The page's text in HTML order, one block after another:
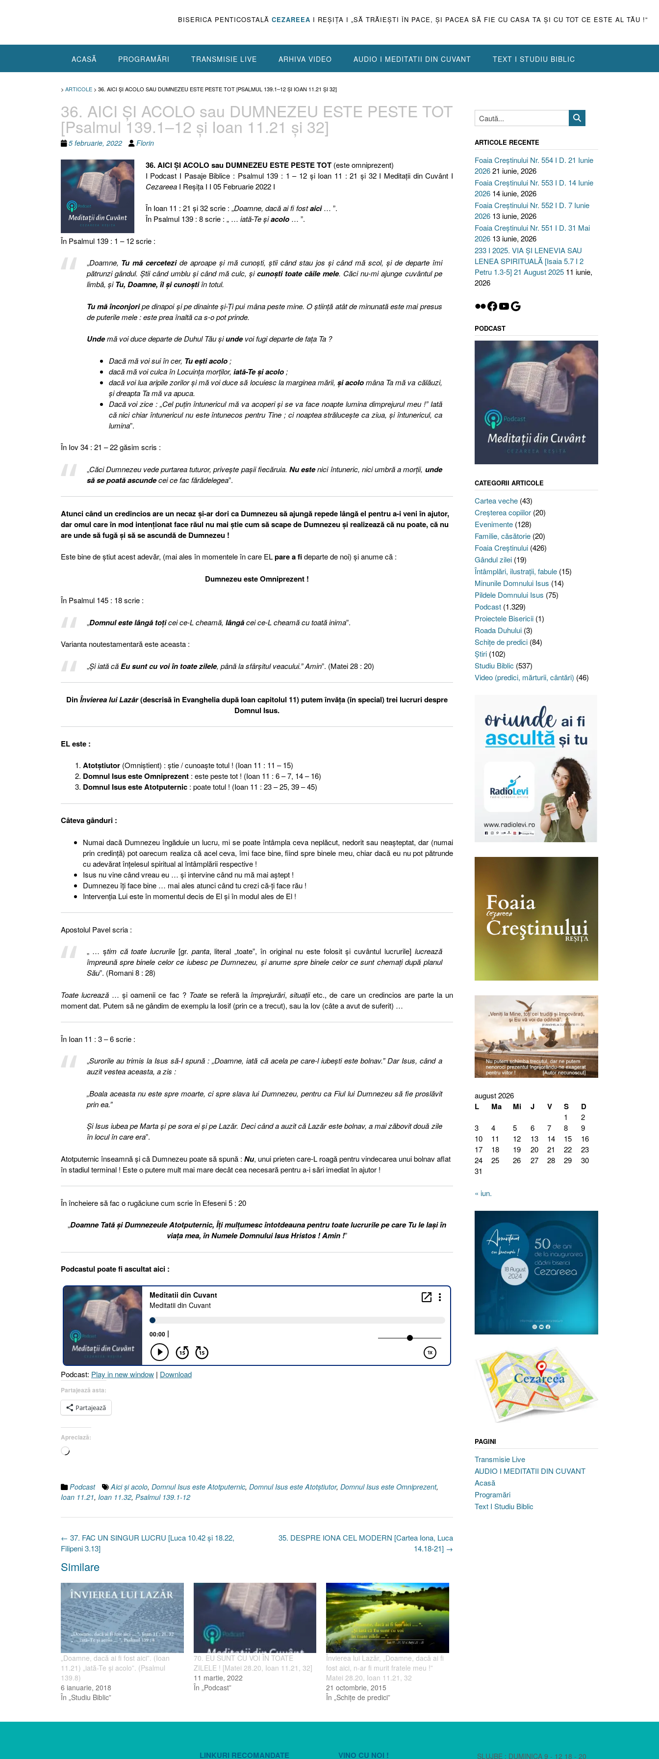
BISERICA PENTICOSTALĂ CEZAREEA I REŞIŢA I „SĂ TRĂIEŞTI ÎN PACE, ŞI PACEA SĂ FIE CU CASA TA ŞI CU TOT CE ESTE AL TĂU !”
ACASĂ PROGRAMĂRI TRANSMISIE LIVE ARHIVA VIDEO AUDIO I MEDITATII DIN CUVANT TEXT I STUDIU BIBLIC
> ARTICOLE > 36. AICI ŞI ACOLO SAU DUMNEZEU ESTE PESTE TOT [PSALMUL 139.1–12 ŞI IOAN 11.21 ŞI 32]
36. AICI ŞI ACOLO sau DUMNEZEU ESTE PESTE TOT
[Psalmul 139.1–12 şi Ioan 11.21 şi 32]
5 februarie, 2022 Florin
36. AICI ŞI ACOLO sau DUMNEZEU ESTE PESTE TOT(este omniprezent)
I Podcast I Pasaje Biblice : Psalmul 139 : 1 – 12 şi Ioan 11 : 21 şi 32 I Meditaţii din Cuvânt I
CezareeaI Reşiţa I I 05 Februarie 2022 I
În Ioan 11 : 21 şi 32 scrie : „Doamne, dacă ai fi fostaici… ”.
În Psalmul 139 : 8 scrie : „ … iată-Te şiacolo… ”.
În Psalmul 139 : 1 – 12 scrie :
„Doamne, Tu mă cercetezide aproape şi mă cunoşti, ştii când stau jos şi când mă scol, şi de departe îmi
pătrunzi gândul. Ştii când umblu şi când mă culc, şicunoşti toate căile mele. Căci nu-mi ajunge cuvântul pe
limbă, şiTu, Doamne, îl şi cunoştiîn totul.
Tu mă înconjoripe dinapoi şi pe dinainte şi-Ţi pui mâna peste mine. O ştiinţă atât de minunată este mai presus
de puterile mele : este prea înaltă ca s-o pot prinde.
Undemă voi duce departe de Duhul Tău şiundevoi fugi departe de faţa Ta ?
Dacă mă voi sui în cer, Tu eşti acolo;
dacă mă voi culca în Locuinţa morţilor, iată-Te şi acolo;
dacă voi lua aripile zorilor şi mă voi duce să locuiesc la marginea mării, şi acolomâna Ta mă va călăuzi,
şi dreapta Ta mă va apuca.
Dacă voi zice : „Cel puţin întunericul mă va acoperi şi se va face noapte lumina dimprejurul meu !” Iată
că nici chiar întunericul nu este întunecos pentru Tine ; ci noaptea străluceşte ca ziua, şi întunericul, ca
lumina”.
În Iov 34 : 21 – 22 găsim scris :
„Căci Dumnezeu vede purtarea tuturor, priveşte paşii fiecăruia.Nu estenici întuneric, nici umbră a morţii, unde
să se poată ascundecei ce fac fărădelegea”.
Atunci când un credincios are un necaz şi-ar dori ca Dumnezeu să ajungă repede lângă el pentru a-i veni în ajutor,
dar omul care în mod intenţionat face răul nu mai ştie cum să scape de Dumnezeu şi realizează că nu poate, că nu
are unde să fugă şi să se ascundă de Dumnezeu !
Este bine de ştiut acest adevăr, (mai ales în momentele în care ELpare a fi departe de noi) şi anume că :
Dumnezeu este Omniprezent !
În Psalmul 145 : 18 scrie :
„Domnul este lângă toţicei ce-L cheamă, lângăcei ce-L cheamă cu toată inima”.
Varianta noutestamentară este aceasta :
„Şi iată căEu sunt cu voi în toate zilele, până la sfârşitul veacului.” Amin”. (Matei 28 : 20)
DinÎnvierea lui Lazăr(descrisă în Evanghelia după Ioan capitolul 11) putem învăţa (în special) trei lucruri despre
Domnul Isus.
EL este :
Atotştiutor (Omniştient) : ştie / cunoaşte totul ! (Ioan 11 : 11 – 15)
Domnul Isus este Omniprezent : este peste tot ! (Ioan 11 : 6 – 7, 14 – 16)
Domnul Isus este Atotputernic : poate totul ! (Ioan 11 : 23 – 25, 39 – 45)
Câteva gânduri :
Numai dacă Dumnezeu îngăduie un lucru, mi se poate întâmpla ceva neplăcut, nedorit sau neaşteptat, dar (numai
prin credinţă) pot oarecum realiza că acel ceva, îmi face bine, fiind spre binele meu, chiar dacă eu nu pot pătrunde
cu adevărat înţelesul spiritual al întâmplării respective !
Isus nu vine când vreau eu … şi intervine când nu mă mai aştept !
Dumnezeu îţi face bine … mai ales atunci când tu crezi că-ţi face rău !
Intervenţia Lui este în momentul decis de El şi în modul ales de El !
Apostolul Pavel scria :
„ … ştim că toate lucrurile [gr. panta, literal „toate”, în original nu este folosit şi cuvântul lucrurile] lucrează
împreună spre binele celor ce iubesc pe Dumnezeu, şi anume spre binele celor ce sunt chemaţi după planul
Său”. (Romani 8 : 28)
Toate lucrează … şi oamenii ce fac ? Toatese referă la împrejurări,situaţiietc., de care un credincios are parte la un
moment dat. Putem să ne gândim de exemplu la Iosif (prin ce a trecut), sau la Iov (câte a avut de suferit) …
În Ioan 11 : 3 – 6 scrie :
„Surorile au trimis la Isus să-I spună : „Doamne, iată că acela pe care-l iubeşti este bolnav.” Dar Isus, când a
auzit vestea aceasta, a zis :
„Boala aceasta nu este spre moarte, ci spre slava lui Dumnezeu, pentru ca Fiul lui Dumnezeu să fie proslăvit
prin ea.”
Şi Isus iubea pe Marta şi pe sora ei şi pe Lazăr. Deci când a auzit că Lazăr este bolnav, a mai zăbovit două zile
în locul în care era”.
Atotputernic înseamnă şi că Dumnezeu poate să spună : Nu, unui prieten care-L roagă pentru vindecarea unui bolnav aflat
în stadiul terminal ! Este o putere mult mai mare decât cea necesară pentru a-i sări imediat în ajutor !
În încheiere să fac o rugăciune cum scrie în Efeseni 5 : 20
„Doamne Tată şi Dumnezeule Atotputernic, Îţi mulţumesc întotdeauna pentru toate lucrurile pe care Tu le laşi în
viaţa mea, în Numele Domnului Isus Hristos ! Amin !”
Podcastul poate fi ascultat aici :
Podcast: Play in new window | Download
Partajează asta:
Partajează
Apreciază:
Încarc...
Podcast Aici şi acolo, Domnul Isus este Atotputernic, Domnul Isus este Atotştiutor, Domnul Isus este Omniprezent,
Ioan 11.21, Ioan 11.32, Psalmul 139.1-12
Post
navigation
35. DESPRE IONA CEL MODERN [Cartea Iona, Luca
14.18-21] →
← 37. FAC UN SINGUR LUCRU [Luca 10.42 şi 18.22,
Filipeni 3.13]
Similare
„Doamne, dacă ai fi fost aici”. (Ioan
11.21) „iată-Te şi acolo”. (Psalmul
139.8)
6 ianuarie, 2018
În „Studiu Biblic”
70. EU SUNT CU VOI ÎN TOATE
ZILELE ! [Matei 28.20, Ioan 11.21, 32]
11 martie, 2022
În „Podcast”
Învierea lui Lazăr, „Doamne, dacă ai fi
fost aici, n-ar fi murit fratele meu !”
Matei 28.20, Ioan 11.21, 32
21 octombrie, 2015
În „Schiţe de predici”
ARTICOLE RECENTE
Foaia Creștinului Nr. 554 I D. 21 Iunie
202621 iunie, 2026
Foaia Creștinului Nr. 553 I D. 14 Iunie
2026 14 iunie, 2026
Foaia Creștinului Nr. 552 I D. 7 Iunie
2026 13 iunie, 2026
Foaia Creștinului Nr. 551 I D. 31 Mai
2026 13 iunie, 2026
233 I 2025. VIA ȘI LENEVIA SAU
LENEA SPIRITUALĂ [Isaia 5.7 I 2
Petru 1.3-5] 21 August 2025 11 iunie,
2026
Flickr
Facebook
YouTube
Google
PODCAST
CATEGORII ARTICOLE
Cartea veche(43)
Creşterea copiilor(20)
Evenimente(128)
Familie, căsătorie(20)
Foaia Creştinului(426)
Gândul zilei(19)
Întâmplări, ilustraţii, fabule(15)
Minunile Domnului Isus (14)
Pildele Domnului Isus (75)
Podcast(1.329)
Proiectele Bisericii(1)
Roada Duhului(3)
Schiţe de predici(84)
Ştiri(102)
Studiu Biblic (537)
Video (predici, mărturii, cântări) (46)
august 2026
L Ma Mi J V S D
1
2
3
4 5 6 7 8
9
10
11 12 13 14 15
16
17
18 19 20 21 22
23
24
25 26 27 28 29
30
31
« iun.
PAGINI
Transmisie Live
AUDIO I MEDITATII DIN CUVANT
Acasă
Programări
Text I Studiu Biblic
LINKURI RECOMANDATE VINO CU NOI ! SLUJBE : DUMINICA 9 - 12 18 - 20